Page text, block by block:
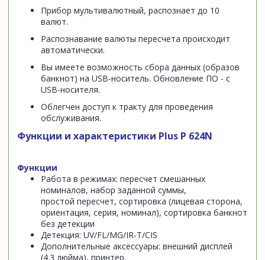
Прибор мультивалютный, распознает до 10
валют.
Распознавание валюты пересчета происходит
автоматически.
Вы имеете возможность сбора данных (образов
банкнот) на USB-носитель. Обновление ПО - с
USB-носителя.
Облегчен доступ к тракту для проведения
обслуживания.
Функции и характеристики Plus P 624N
Функции
Работа в режимах: пересчет смешанных
номиналов, набор заданной суммы,
простой пересчет, сортировка (лицевая сторона,
ориентация, серия, номинал), сортировка банкнот
без детекции
Детекция: UV/FL/MG/IR-T/CIS
Дополнительные аксессуары: внешний дисплей
(4.3 дюйма), принтер.